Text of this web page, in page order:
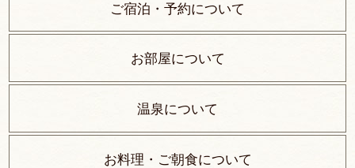
ご宿泊・予約について
お部屋について
温泉について
お料理・ご朝食について